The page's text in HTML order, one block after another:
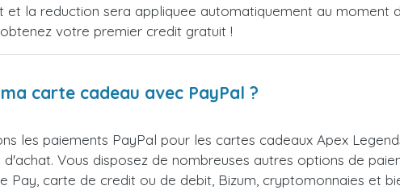
et la reduction sera appliquee automatiquement au moment
votre premier credit gratuit !
carte cadeau avec PayPal ?
les paiements PayPal pour les cartes cadeaux Apex
d'achat. Vous disposez de nombreuses autres options de
Pay, carte de credit ou de debit, Bizum, cryptomonnaies et